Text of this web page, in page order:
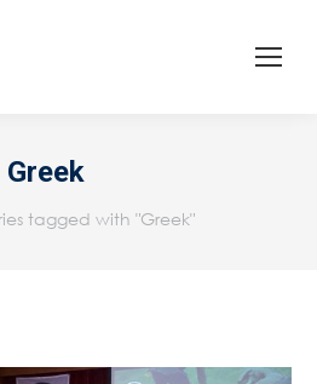
Greek
tagged with "Greek"